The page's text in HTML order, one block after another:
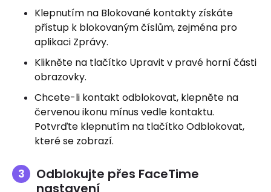
Klepnutím na Blokované kontakty získáte
přístup k blokovaným číslům, zejména pro
aplikaci Zprávy.
Klikněte na tlačítko Upravit v pravé horní části
obrazovky.
Chcete-li kontakt odblokovat, klepněte na
červenou ikonu mínus vedle kontaktu.
Potvrďte klepnutím na tlačítko Odblokovat,
které se zobrazí.
Odblokujte přes FaceTime
nastavení